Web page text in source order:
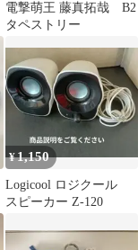
電撃萌王 藤真拓哉 B2
タペストリー
¥1,150
Logicool ロジクール
スピーカー Z-120